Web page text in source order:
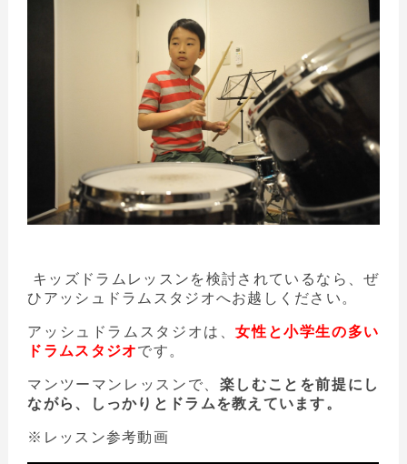
キッズドラムレッスンを検討されているなら、ぜ
ひアッシュドラムスタジオへお越しください。
アッシュドラムスタジオは、女性と小学生の多い
ドラムスタジオです。
マンツーマンレッスンで、 楽しむことを前提にし
ながら、しっかりとドラムを教えています。
※レッスン参考動画